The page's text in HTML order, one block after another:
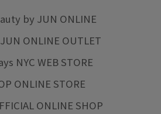
by JUN ONLINE
ONLINE OUTLET
NYC WEB STORE
ONLINE STORE
ONLINE SHOP